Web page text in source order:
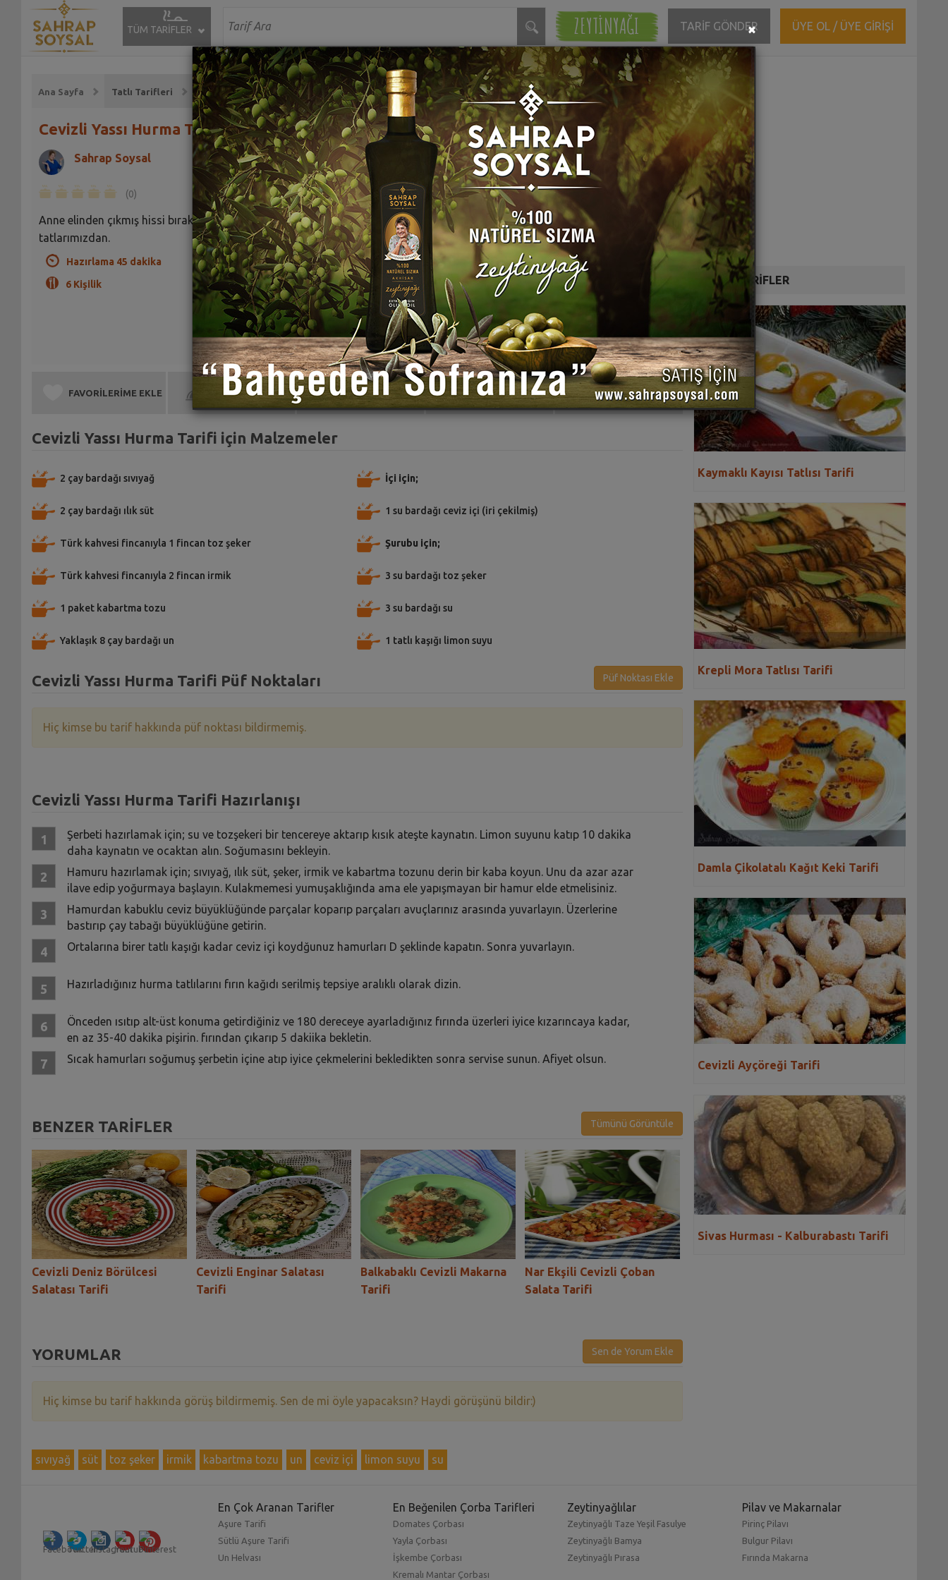
TÜM TARİFLER ZEYTİNYAĞI TARİF GÖNDER ÜYE OL / ÜYE GİRİŞİ
Ana Sayfa Tatlı Tarifleri
Cevizli Yassı Hurma Tarifi
Sahrap Soysal
(0)
Anne elinden çıkmış hissi bırakan geleneksel
tatlarımızdan.
Hazırlama 45 dakika
6 Kişilik
FAVORİLERİME EKLE BEN DE YAPTIM TARİFE PUAN VER TARİFİ PAYLAŞ TARİFİ YAZDIR
Cevizli Yassı Hurma Tarifi için Malzemeler
2 çay bardağı sıvıyağ
2 çay bardağı ılık süt
Türk kahvesi fincanıyla 1 fincan toz şeker
Türk kahvesi fincanıyla 2 fincan irmik
1 paket kabartma tozu
Yaklaşık 8 çay bardağı un
İçi için;
1 su bardağı ceviz içi (iri çekilmiş)
Şurubu için;
3 su bardağı toz şeker
3 su bardağı su
1 tatlı kaşığı limon suyu
Cevizli Yassı Hurma Tarifi Püf Noktaları Püf Noktası Ekle
Hiç kimse bu tarif hakkında püf noktası bildirmemiş.
Cevizli Yassı Hurma Tarifi Hazırlanışı
Şerbeti hazırlamak için; su ve tozşekeri bir tencereye aktarıp kısık ateşte kaynatın. Limon suyunu katıp 10 dakika
daha kaynatın ve ocaktan alın. Soğumasını bekleyin.
Hamuru hazırlamak için; sıvıyağ, ılık süt, şeker, irmik ve kabartma tozunu derin bir kaba koyun. Unu da azar azar
ilave edip yoğurmaya başlayın. Kulakmemesi yumuşaklığında ama ele yapışmayan bir hamur elde etmelisiniz.
Hamurdan kabuklu ceviz büyüklüğünde parçalar koparıp parçaları avuçlarınız arasında yuvarlayın. Üzerlerine
bastırıp çay tabağı büyüklüğüne getirin.
Ortalarına birer tatlı kaşığı kadar ceviz içi koydğunuz hamurları D şeklinde kapatın. Sonra yuvarlayın.
Hazırladığınız hurma tatlılarını fırın kağıdı serilmiş tepsiye aralıklı olarak dizin.
Önceden ısıtıp alt-üst konuma getirdiğiniz ve 180 dereceye ayarladığınız fırında üzerleri iyice kızarıncaya kadar,
en az 35-40 dakika pişirin. fırından çıkarıp 5 dakiika bekletin.
Sıcak hamurları soğumuş şerbetin içine atıp iyice çekmelerini bekledikten sonra servise sunun. Afiyet olsun.
BENZER TARİFLER Tümünü Görüntüle
Cevizli Deniz Börülcesi
Salatası Tarifi
Cevizli Enginar Salatası
Tarifi
Balkabaklı Cevizli Makarna
Tarifi
Nar Ekşili Cevizli Çoban
Salata Tarifi
YORUMLAR Sen de Yorum Ekle
Hiç kimse bu tarif hakkında görüş bildirmemiş. Sen de mi öyle yapacaksın? Haydi görüşünü bildir:)
sıvıyağ süt toz şeker irmik kabartma tozu un ceviz içi limon suyu su
DİĞER TARİFLER
Kaymaklı Kayısı Tatlısı Tarifi
Krepli Mora Tatlısı Tarifi
Damla Çikolatalı Kağıt Keki Tarifi
Cevizli Ayçöreği Tarifi
Sivas Hurması - Kalburabastı Tarifi
En Çok Aranan Tarifler
Aşure Tarifi
Sütlü Aşure Tarifi
Un Helvası
En Beğenilen Çorba Tarifleri
Domates Çorbası
Yayla Çorbası
İşkembe Çorbası
Kremalı Mantar Çorbası
Zeytinyağlılar
Zeytinyağlı Taze Yeşil Fasulye
Zeytinyağlı Bamya
Zeytinyağlı Pırasa
Pilav ve Makarnalar
Pirinç Pilavı
Bulgur Pilavı
Fırında Makarna
×Close